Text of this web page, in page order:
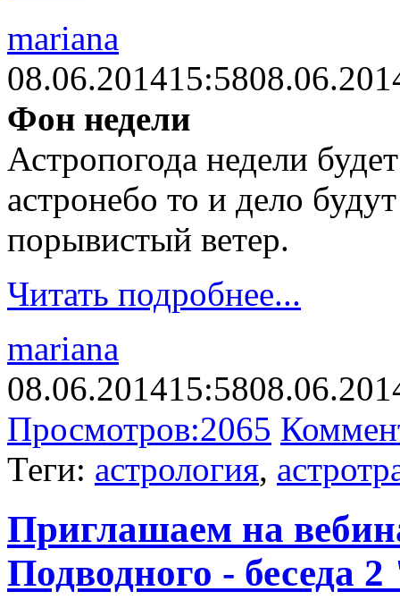
mariana
08.06.201415:58
Фон недели
Астропогода недели
астронебо то и дело
порывистый ветер.
Читать подробнее...
mariana
08.06.201415:58
Просмотров:2065
Теги: астрология,
Приглашаем на
Подводного - беседа